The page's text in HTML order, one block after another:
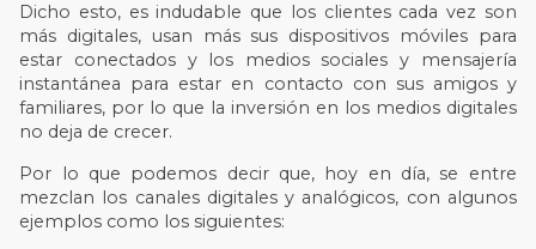
Dicho esto, es indudable que los clientes cada vez son
más digitales, usan más sus dispositivos móviles para
estar conectados y los medios sociales y mensajería
instantánea para estar en contacto con sus amigos y
familiares, por lo que la inversión en los medios digitales
no deja de crecer.
Por lo que podemos decir que, hoy en día, se entre
mezclan los canales digitales y analógicos, con algunos
ejemplos como los siguientes: